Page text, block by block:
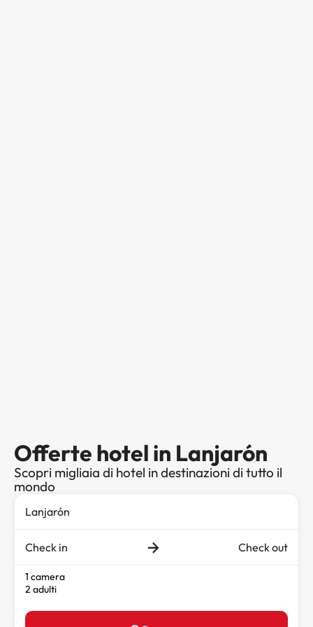
Offerte hotel in Lanjarón
Scopri migliaia di hotel in destinazioni di tutto il
mondo
Check in Check out
1 camera
2 adulti